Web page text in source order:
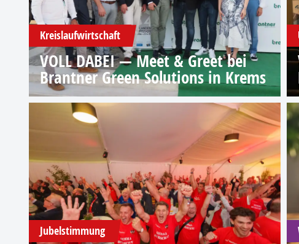
Kreislaufwirtschaft
VOLL DABEI — Meet & Greet bei
Brantner Green Solutions in Krems
Jubelstimmung